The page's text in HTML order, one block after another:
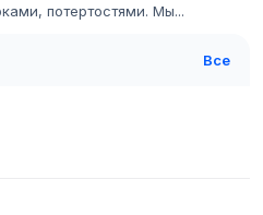
потертостями. Мы...
Все